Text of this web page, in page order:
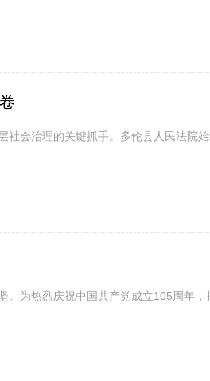
社会治理的关键抓手。多伦县人民法院
。为热烈庆祝中国共产党成立105周年